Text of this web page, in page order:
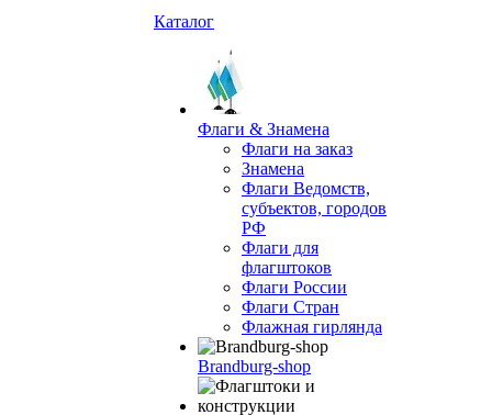
Каталог
Флаги & Знамена
Флаги на заказ
Знамена
Флаги Ведомств,
субъектов, городов
РФ
Флаги для
флагштоков
Флаги России
Флаги Стран
Флажная гирлянда
Brandburg-shop